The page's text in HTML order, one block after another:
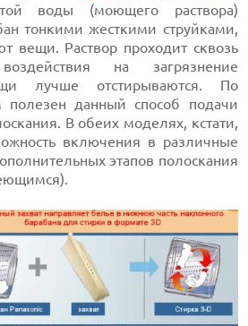
воды (моющего раствора)
тонкими жесткими струйками,
вещи. Раствор проходит сквозь
на загрязнение
лучше отстирываются. По
данный способ подачи
В обеих моделях, кстати,
включения в различные
этапов полоскания